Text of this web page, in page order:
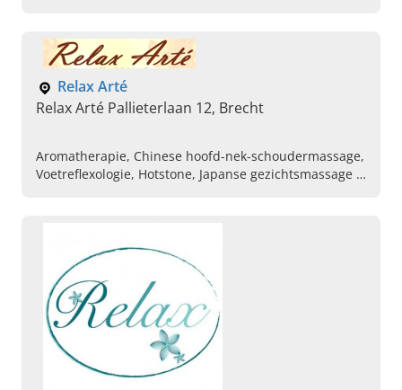
Relax Arté
Relax Arté Pallieterlaan 12, Brecht
Aromatherapie, Chinese hoofd-nek-schoudermassage,
Voetreflexologie, Hotstone, Japanse gezichtsmassage ,